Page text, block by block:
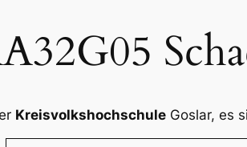
Kreisvolkshochschule Goslar, es